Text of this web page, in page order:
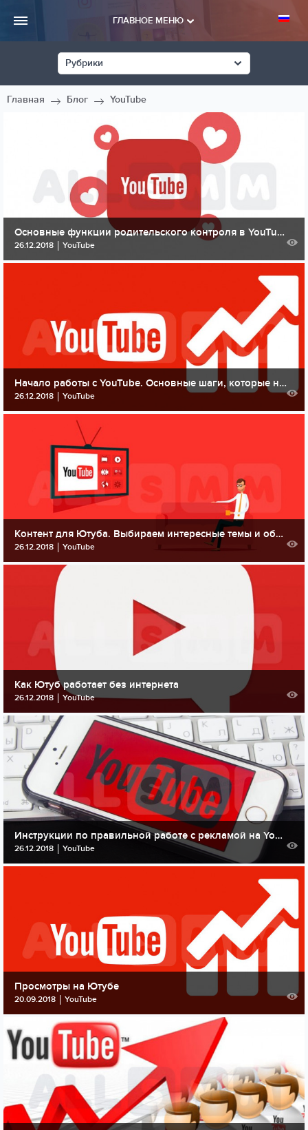
ГЛАВНОЕ МЕНЮ
Рубрики
Главная Блог YouTube
Основные функции родительского контроля в YouTube
26.12.2018 YouTube
Начало работы с YouTube. Основные шаги, которые нельзя упускать
26.12.2018 YouTube
Контент для Ютуба. Выбираем интересные темы и обсуждаем оформление канала
26.12.2018 YouTube
Как Ютуб работает без интернета
26.12.2018 YouTube
Инструкции по правильной работе с рекламой на YouTube
26.12.2018 YouTube
Просмотры на Ютубе
20.09.2018 YouTube